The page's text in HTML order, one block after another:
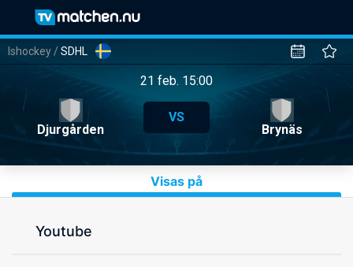
Ishockey /SDHL
21 feb. 15:00
Djurgården
VS
Brynäs
Visas på
Youtube